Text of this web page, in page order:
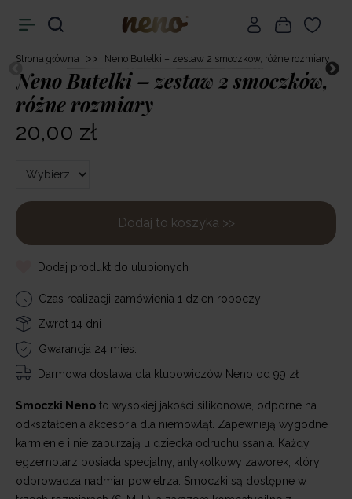
Strona główna >> Neno Butelki – zestaw 2 smoczków, różne rozmiary
Neno Butelki – zestaw 2 smoczków,
różne rozmiary
20,00 zł
Dodaj to koszyka >>
Dodaj produkt do ulubionych
Czas realizacji zamówienia 1 dzien roboczy
Zwrot 14 dni
Gwarancja 24 mies.
Darmowa dostawa dla klubowiczów Neno od 99 zł
Smoczki Neno to wysokiej jakości silikonowe, odporne na
odkształcenia akcesoria dla niemowląt. Zapewniają wygodne
karmienie i nie zaburzają u dziecka odruchu ssania. Każdy
egzemplarz posiada specjalny, antykolkowy zaworek, który
odprowadza nadmiar powietrza. Smoczki są dostępne w